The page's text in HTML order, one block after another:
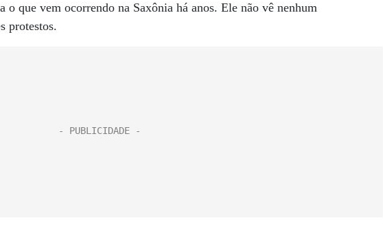
que vem ocorrendo na Saxônia há anos. Ele não vê nenhum
protestos.